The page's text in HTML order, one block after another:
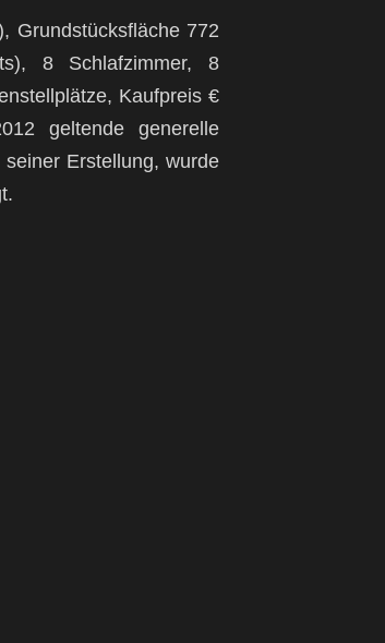
Grundstücksfläche 772
8 Schlafzimmer, 8
Kaufpreis €
geltende generelle
Erstellung, wurde